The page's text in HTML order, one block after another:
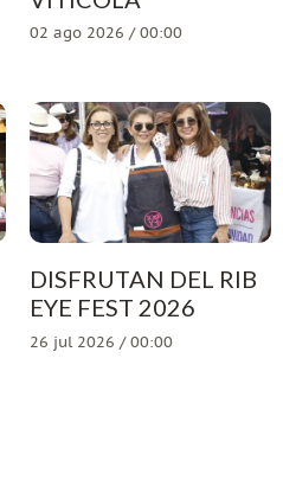
02 ago 2026 / 00:00
DISFRUTAN DEL RIB
EYE FEST 2026
26 jul 2026 / 00:00